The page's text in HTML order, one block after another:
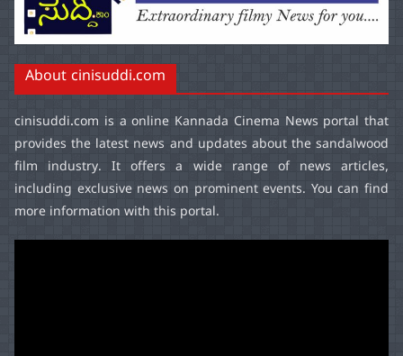
About cinisuddi.com
cinisuddi.com is a online Kannada Cinema News portal that
provides the latest news and updates about the sandalwood
film industry. It offers a wide range of news articles,
including exclusive news on prominent events. You can find
more information with this portal.